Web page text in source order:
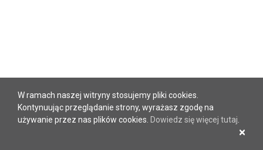
W ramach naszej witryny stosujemy pliki cookies.
Kontynuując przeglądanie strony, wyrażasz zgodę na
używanie przez nas plików cookies. Dowiedz się więcej tutaj
×